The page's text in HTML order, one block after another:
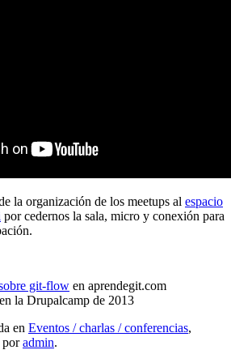
la organización de los meetups al espacio
por cedernos la sala, micro y conexión para
git-flow en aprendegit.com
en la Drupalcamp de 2013
en Eventos / charlas / conferencias,
poradmin.